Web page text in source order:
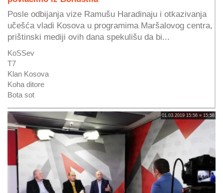
Posle odbijanja vize Ramušu Haradinaju i otkazivanja
učešća vladi Kosova u programima Maršalovog centra,
prištinski mediji ovih dana spekulišu da bi...
KoSSev
T7
Klan Kosova
Koha ditore
Bota sot
01.03.2019 15:56 » 15:58